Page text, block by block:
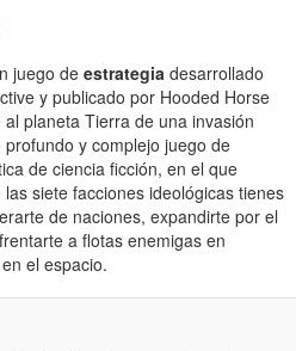
juego de estrategia desarrollado
y publicado por Hooded Horse
planeta Tierra de una invasión
y complejo juego de
de ciencia ficción, en el que
siete facciones ideológicas tienes
de naciones, expandirte por el
a flotas enemigas en
el espacio.